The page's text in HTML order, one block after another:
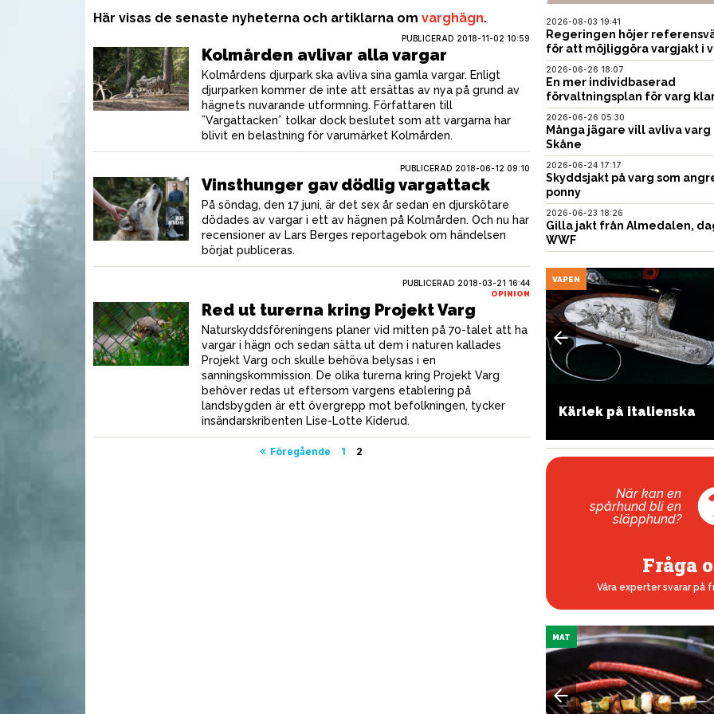
Här visas de senaste nyheterna och artiklarna om varghägn.
PUBLICERAD 2018-11-02 10:59
Kolmården avlivar alla vargar
Kolmårdens djurpark ska avliva sina gamla vargar. Enligt
djurparken kommer de inte att ersättas av nya på grund av
hägnets nuvarande utformning. Författaren till
”Vargattacken” tolkar dock beslutet som att vargarna har
blivit en belastning för varumärket Kolmården.
PUBLICERAD 2018-06-12 09:10
Vinsthunger gav dödlig vargattack
På söndag, den 17 juni, är det sex år sedan en djurskötare
dödades av vargar i ett av hägnen på Kolmården. Och nu har
recensioner av Lars Berges reportagebok om händelsen
börjat publiceras.
PUBLICERAD 2018-03-21 16:44
OPINION
Red ut turerna kring Projekt Varg
Naturskyddsföreningens planer vid mitten på 70-talet att ha
vargar i hägn och sedan sätta ut dem i naturen kallades
Projekt Varg och skulle behöva belysas i en
sanningskommission. De olika turerna kring Projekt Varg
behöver redas ut eftersom vargens etablering på
landsbygden är ett övergrepp mot befolkningen, tycker
insändarskribenten Lise-Lotte Kiderud.
Föregående 1 2
2026-08-03 19:41
Regeringen höjer
för att möjliggöra vargjakt i
2026-06-26 18:07
En mer individbaserad
förvaltningsplan för varg
2026-06-26 05:30
Många jägare vill avliva varg
Skåne
2026-06-24 17:17
Skyddsjakt på varg som
ponny
2026-06-23 18:26
Gilla jakt från Almedalen,
WWF
Stekhällen passar för
både jakt och fest
Smidiga hörselskydd för
jägaren
VAPEN
Kärlek på italienska
När kan en
spårhund bli en
släpphund?
Fråga
Våra experter svarar på
MAT